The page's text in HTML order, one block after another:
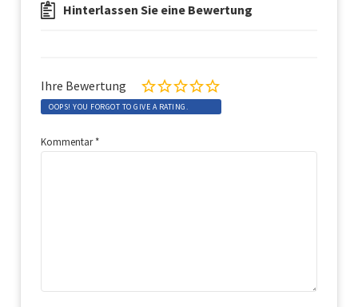
Hinterlassen Sie eine Bewertung
Ihre Bewertung
OOPS! YOU FORGOT TO GIVE A RATING.
Kommentar*